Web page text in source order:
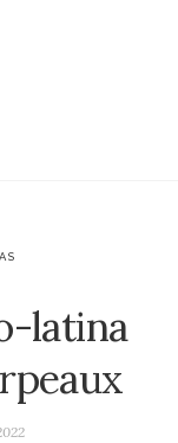
latina